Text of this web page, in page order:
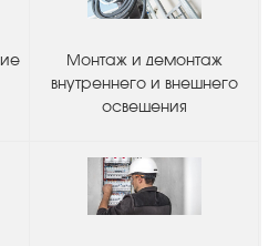
Монтаж и демонтаж
внутреннего и внешнего
освещения